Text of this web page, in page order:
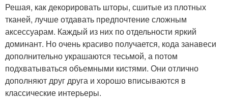
Решая, как декорировать шторы, сшитые из плотных
тканей, лучше отдавать предпочтение сложным
аксессуарам. Каждый из них по отдельности яркий
доминант. Но очень красиво получается, кода занавеси
дополнительно украшаются тесьмой, а потом
подхватываться объемными кистями. Они отлично
дополняют друг друга и хорошо вписываются в
классические интерьеры.